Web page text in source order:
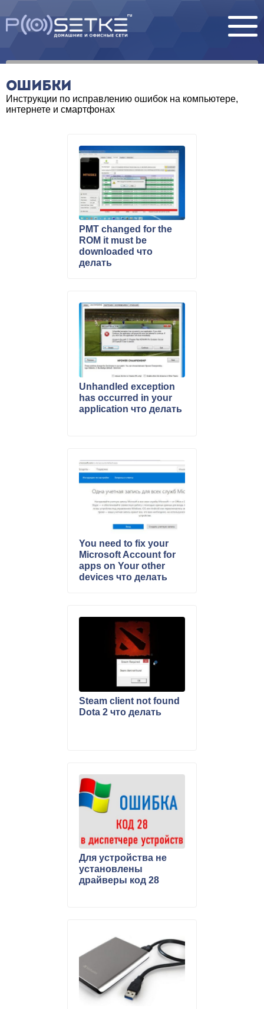
ОШИБКИ
Инструкции по исправлению ошибок на компьютере,
интернете и смартфонах
PMT changed for the
ROM it must be
downloaded что
делать
Unhandled exception
has occurred in your
application что делать
You need to fix your
Microsoft Account for
apps on Your other
devices что делать
Steam client not found
Dota 2 что делать
Для устройства не
установлены
драйверы код 28